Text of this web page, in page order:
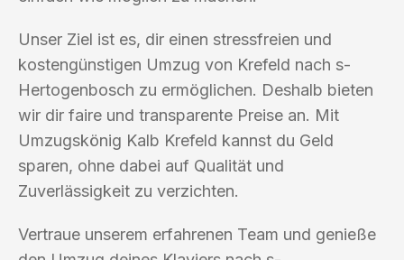
Unser Ziel ist es, dir einen stressfreien und
kostengünstigen Umzug von Krefeld nach s-
Hertogenbosch zu ermöglichen. Deshalb bieten
wir dir faire und transparente Preise an. Mit
Umzugskönig Kalb Krefeld kannst du Geld
sparen, ohne dabei auf Qualität und
Zuverlässigkeit zu verzichten.
Vertraue unserem erfahrenen Team und genieße